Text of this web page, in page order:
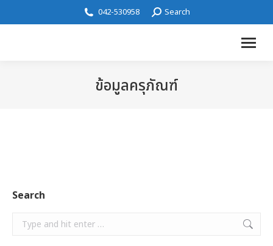
042-530958 Search
ข้อมูลครุภัณฑ์
Search